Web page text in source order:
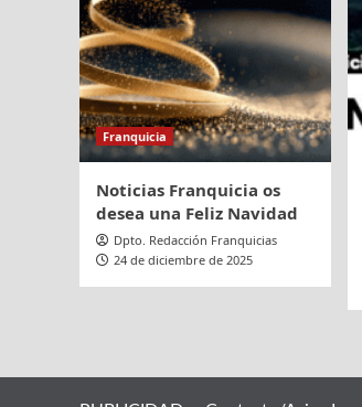
Director
de
Negocio
Franquicia
Noticias Franquicia os
desea una Feliz Navidad
Dpto. Redacción Franquicias
24 de diciembre de 2025